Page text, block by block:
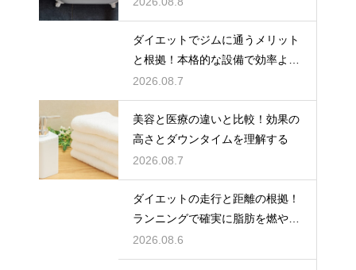
ダイエットでジムに通うメリット
と根拠！本格的な設備で効率よく
鍛える
2026.08.7
美容と医療の違いと比較！効果の
高さとダウンタイムを理解する
2026.08.7
ダイエットの走行と距離の根拠！
ランニングで確実に脂肪を燃やす
目安
2026.08.6